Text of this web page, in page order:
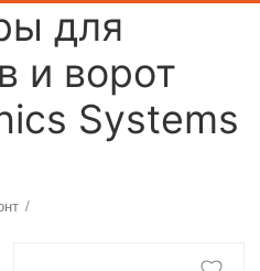
для
и ворот
Systems
/